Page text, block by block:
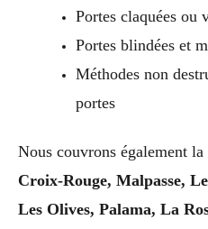
Portes claquées ou
Portes blindées et
Méthodes non
portes
Nous couvrons également la
Croix-Rouge, Malpasse,
Les Olives, Palama, La